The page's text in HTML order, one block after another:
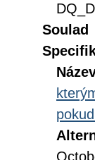
Soulad